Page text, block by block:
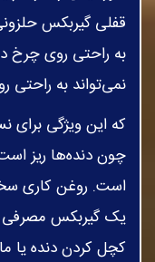
قفلی گیربکس
به راحتی روی چرخ
نمی‌تواند به
چون دنده‌ها ریز
است. روغن کاری
یک گیربکس
کچل کردن دنده یا